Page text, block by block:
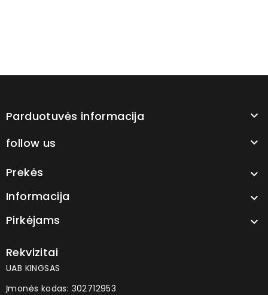
Parduotuvės informacija 
follow us 
Prekės 
Informacija 
Pirkėjams 
Rekvizitai
UAB KINGSAS
Įmonės kodas: 302712953